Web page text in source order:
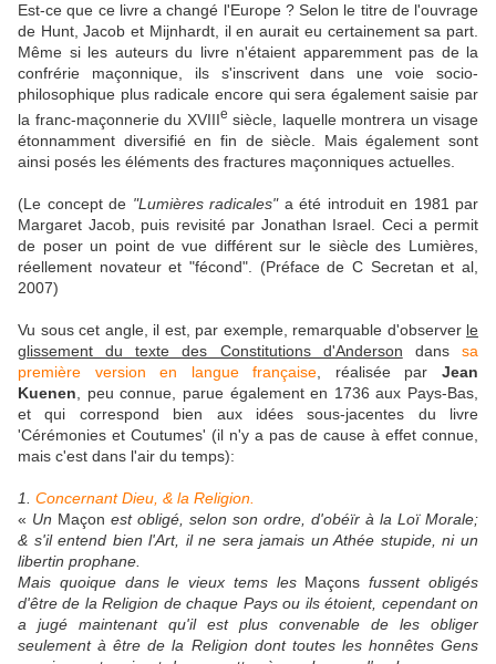
Est-ce que ce livre a changé l'Europe ? Selon le titre de l'ouvrage
de Hunt, Jacob et Mijnhardt, il en aurait eu certainement sa part.
Même si les auteurs du livre n'étaient apparemment pas de la
confrérie maçonnique, ils s'inscrivent dans une voie socio-
philosophique plus radicale encore qui sera également saisie par
la franc-maçonnerie du XVIIIe siècle, laquelle montrera un visage
étonnamment diversifié en fin de siècle. Mais également sont
ainsi posés les éléments des fractures maçonniques actuelles.
(Le concept de "Lumières radicales"a été introduit en 1981 par
Margaret Jacob, puis revisité par Jonathan Israel. Ceci a permit
de poser un point de vue différent sur le siècle des Lumières,
réellement novateur et "fécond". (Préface de C Secretan et al,
2007)
Vu sous cet angle, il est, par exemple, remarquable d'observer le
glissement du texte des Constitutions d'Anderson danssa
première version en langue française , réalisée parJean
Kuenen , peu connue, parue également en 1736 aux Pays-Bas,
et qui correspond bien aux idées sous-jacentes du livre
'Cérémonies et Coutumes' (il n'y a pas de cause à effet connue,
mais c'est dans l'air du temps):
1. Concernant Dieu, & la Religion.
« Un Maçon est obligé, selon son ordre, d'obéïr à la Loï Morale;
& s'il entend bien l'Art, il ne sera jamais un Athée stupide, ni un
libertin prophane.
Mais quoique dans le vieux tems les Maçons fussent obligés
d'être de la Religion de chaque Pays ou ils étoient, cependant on
a jugé maintenant qu'il est plus convenable de les obliger
seulement à être de la Religion dont toutes les honnêtes Gens